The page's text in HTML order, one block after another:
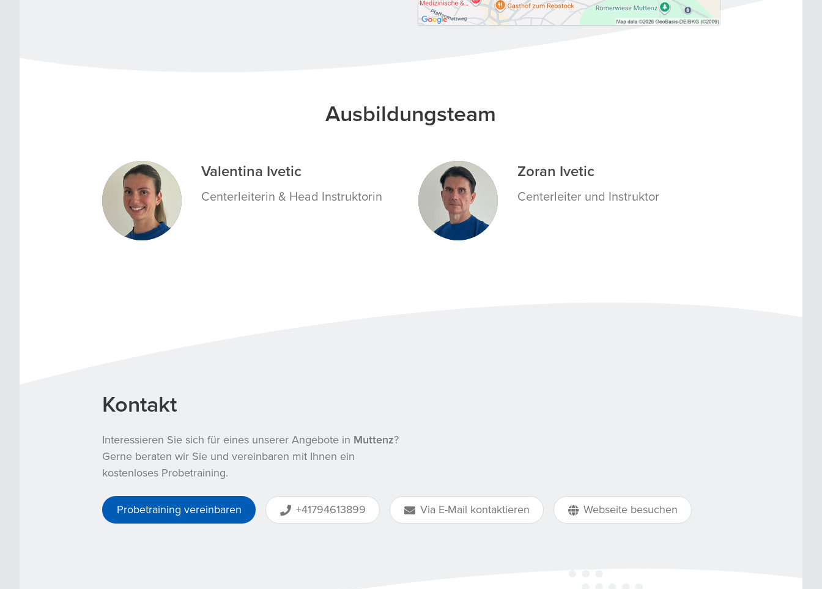
Ausbildungsteam
VI
Valentina Ivetic
Centerleiterin & Head Instruktorin ZI
Zoran Ivetic
Centerleiter und Instruktor
Kontakt
Interessieren Sie sich für eines unserer Angebote in Muttenz?
Gerne beraten wir Sie und vereinbaren mit Ihnen ein
kostenloses Probetraining.
Probetraining vereinbaren +41794613899 Via E-Mail kontaktieren Webseite besuchen